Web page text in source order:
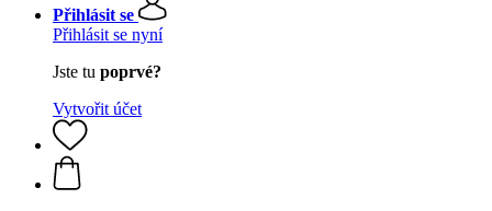
Přihlásit se
Přihlásit se nyní
Jste tu poprvé?
Vytvořit účet